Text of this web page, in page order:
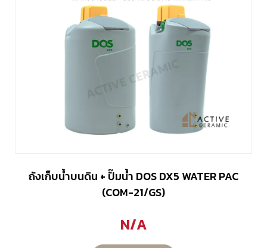
ถังเก็บน้ำบนดิน + ปั๊มน้ำ DOS DX5 WATER PAC
(COM-21/GS)
N/A